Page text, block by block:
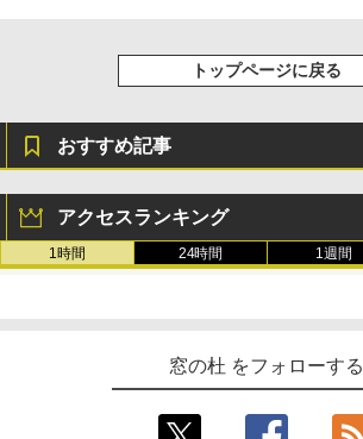
トップページに戻る
おすすめ記事
アクセスランキング
1時間 24時間 1週間
窓の杜 をフォローする